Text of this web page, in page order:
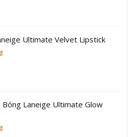
Ultimate Velvet Lipstick
Bóng Laneige Ultimate Glow